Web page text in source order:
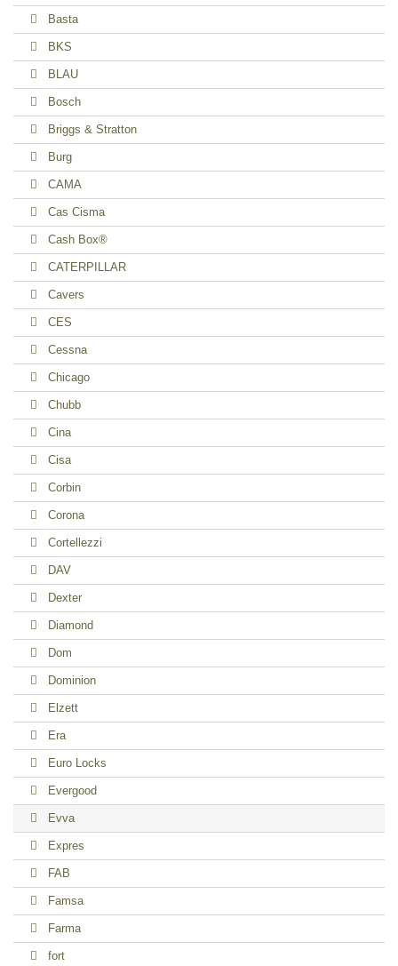
Basta
BKS
BLAU
Bosch
Briggs & Stratton
Burg
CAMA
Cas Cisma
Cash Box®
CATERPILLAR
Cavers
CES
Cessna
Chicago
Chubb
Cina
Cisa
Corbin
Corona
Cortellezzi
DAV
Dexter
Diamond
Dom
Dominion
Elzett
Era
Euro Locks
Evergood
Evva
Expres
FAB
Famsa
Farma
fort